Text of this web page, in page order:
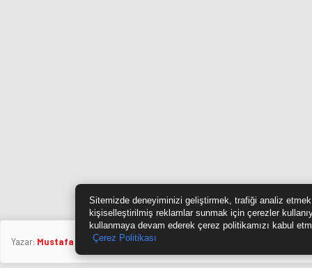
Yazar: Mustafa Özkan
Sitemizde deneyiminizi geliştirmek, trafiği analiz
kişiselleştirilmiş reklamlar sunmak için çerezler
kullanmaya devam ederek çerez politikamızı kabul
Çerez Politikası